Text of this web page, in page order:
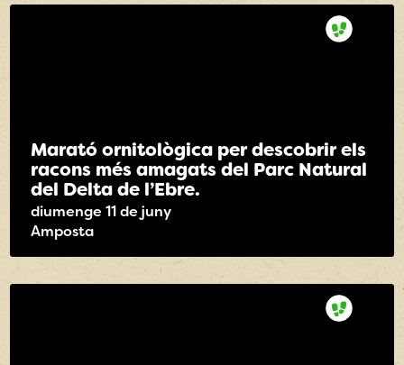
Marató ornitològica per descobrir els
racons més amagats del Parc Natural
del Delta de l’Ebre.
diumenge 11 de juny
Amposta